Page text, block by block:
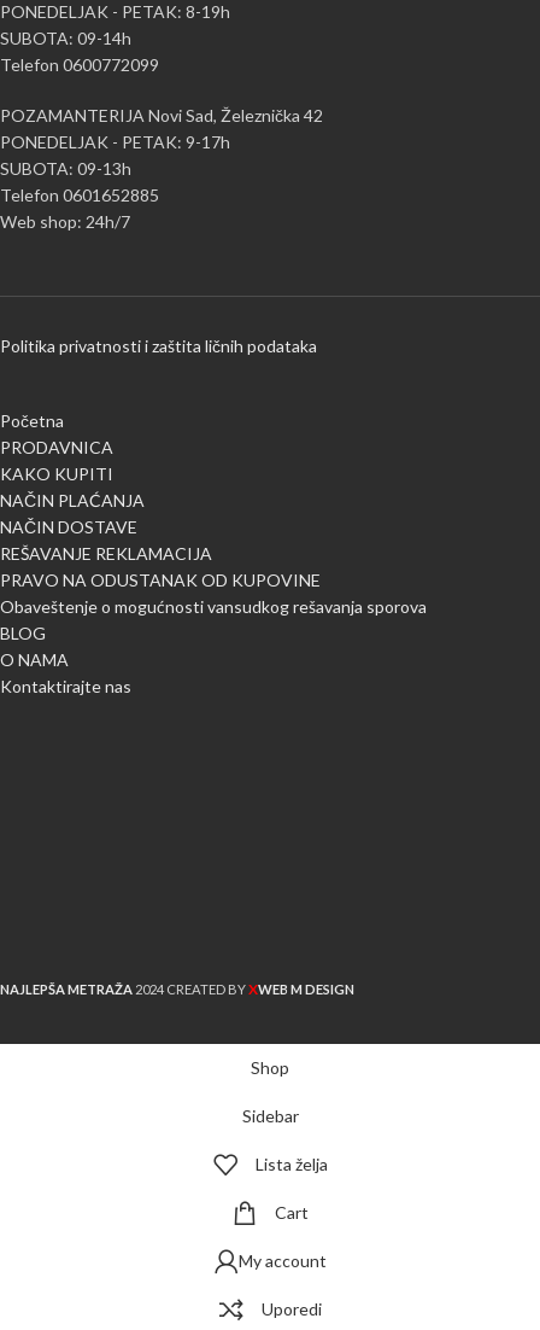
PONEDELJAK - PETAK: 8-19h
SUBOTA: 09-14h
Telefon 0600772099
POZAMANTERIJA Novi Sad, Železnička 42
PONEDELJAK - PETAK: 9-17h
SUBOTA: 09-13h
Telefon 0601652885
Web shop: 24h/7
Politika privatnosti i zaštita ličnih podataka
Početna
PRODAVNICA
KAKO KUPITI
NAČIN PLAĆANJA
NAČIN DOSTAVE
REŠAVANJE REKLAMACIJA
PRAVO NA ODUSTANAK OD KUPOVINE
Obaveštenje o mogućnosti vansudkog rešavanja sporova
BLOG
O NAMA
Kontaktirajte nas
NAJLEPŠA METRAŽA 2024 CREATED BYXWEB M DESIGN
Shop
Sidebar
Lista želja
Cart
My account
Uporedi